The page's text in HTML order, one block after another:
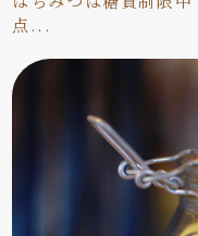
点...